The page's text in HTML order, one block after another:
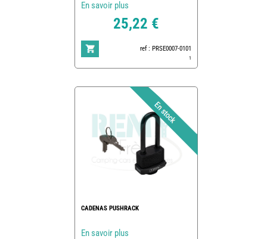
En savoir plus
25,22 €
ref : PRSE0007-0101
1
CADENAS PUSHRACK
En savoir plus